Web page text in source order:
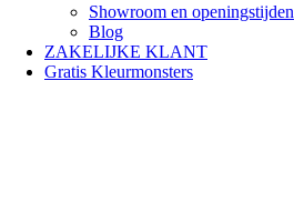
Showroom en openingstijden
Blog
ZAKELIJKE KLANT
Gratis Kleurmonsters